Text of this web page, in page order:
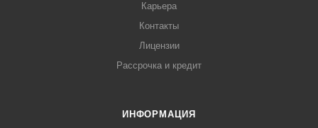
Карьера
Контакты
Лицензии
Рассрочка и кредит
ИНФОРМАЦИЯ